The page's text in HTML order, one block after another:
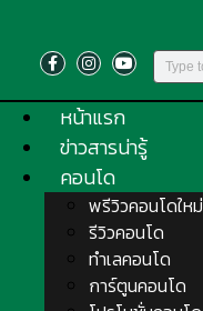
หน้าแรก
ข่าวสารน่ารู้
คอนโด
พรีวิวคอนโดใหม่
รีวิวคอนโด
ทำเลคอนโด
การ์ตูนคอนโด